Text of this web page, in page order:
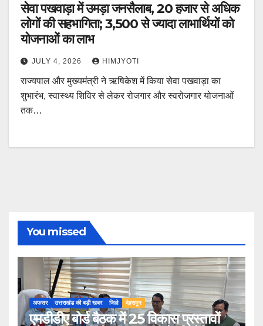
सेवा पखवाड़ा में उमड़ा जनसैलाब, 20 हजार से अधिक
लोगों की सहभागिता; 3,500 से ज्यादा लाभार्थियों को
योजनाओं का लाभ
JULY 4, 2026 HIMJYOTI
राज्यपाल और मुख्यमंत्री ने ऋषिकेश में किया सेवा पखवाड़ा का
शुभारंभ, स्वास्थ्य शिविर से लेकर रोजगार और स्वरोजगार योजनाओं
तक…
You missed
अफसर उत्तराखंड की बड़ी खबर जिले देहरादून
एमडीडीए बोर्ड बैठक में 25 विकास प्रस्तावों